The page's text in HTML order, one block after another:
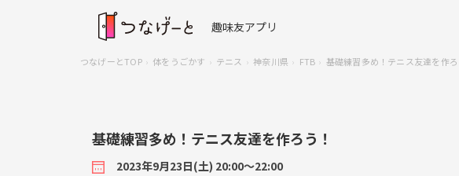
趣味友アプリ
つなげーとTOP 体をうごかす テニス 神奈川県 FTB 基礎練習多め！テニス友達を作
基礎練習多め！テニス友達を作ろう！
2023年9月23日(土) 20:00〜22:00